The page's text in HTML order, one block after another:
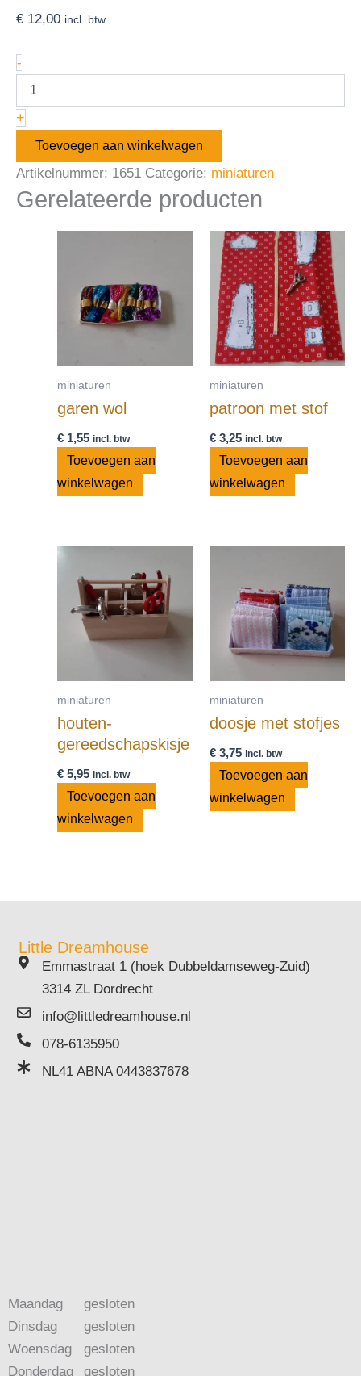
€ 12,00 incl. btw
-
+
Toevoegen aan winkelwagen
Artikelnummer: 1651 Categorie: miniaturen
Gerelateerde producten
miniaturen
garen wol
€ 1,55 incl. btw
Toevoegen aan
winkelwagen
miniaturen
patroon met stof
€3,25 incl. btw
Toevoegen aan
winkelwagen
miniaturen
houten-
gereedschapskisje
€ 5,95 incl. btw
Toevoegen aan
winkelwagen
miniaturen
doosje met stofjes
€3,75 incl. btw
Toevoegen aan
winkelwagen
Little Dreamhouse
Emmastraat 1 (hoek Dubbeldamseweg-Zuid)
3314 ZL Dordrecht
info@littledreamhouse.nl
078-6135950
NL41 ABNA 0443837678
Maandag
Dinsdag
Woensdag
Donderdag
gesloten
gesloten
gesloten
gesloten